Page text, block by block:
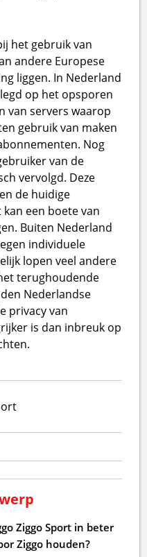
het gebruik van
andere Europese
liggen. In Nederland
op het opsporen
van servers waarop
gebruik van maken
Nog
van de
vervolgd. Deze
de huidige
een boete van
Buiten Nederland
individuele
lopen veel andere
terughoudende
Nederlandse
privacy van
is dan inbreuk op
Ziggo Sport in beter
Ziggo houden?